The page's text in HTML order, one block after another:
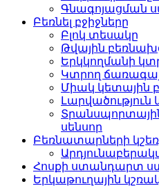
Գնագոյացման
Բեռնել բջիջները
Բլոկ տեսակը
Թվային
Երկկողմանի
Կտրող
Միակ կետային
Լարվածություն
սենսոր
Բեռնատարների
Հոսքի ստանդարտ
Երկաթուղային